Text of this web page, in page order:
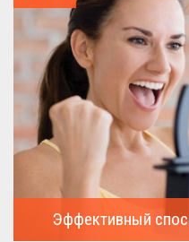
Эффективный